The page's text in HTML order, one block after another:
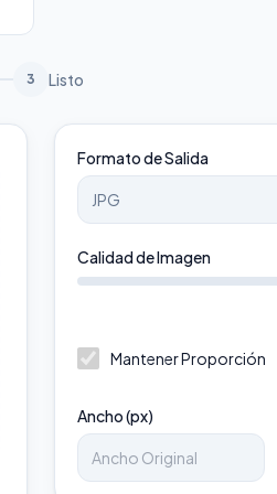
3 Listo
Formato de Salida
Calidad de Imagen
Mantener Proporción
Ancho (px)